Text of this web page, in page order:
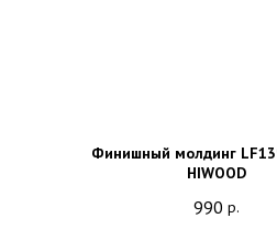
Финишный молдинг
HIWOOD
990 р.